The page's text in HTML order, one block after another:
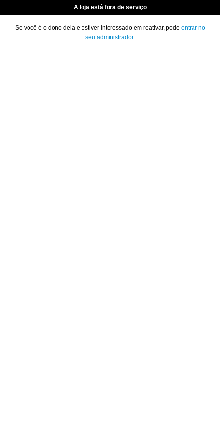
A loja está fora de serviço
Se você é o dono dela e estiver interessado em reativar, pode entrar no
seu administrador.